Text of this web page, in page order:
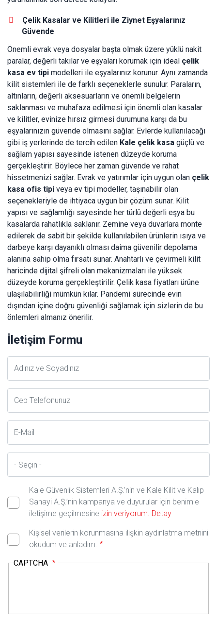
Çelik Kasalar ve Kilitleri ile Ziynet Eşyalarınız
Güvende
Önemli evrak veya dosyalar başta olmak üzere yüklü nakit
paralar, değerli takılar ve eşyaları korumak için ideal çelik
kasa ev tipi modelleri ile eşyalarınız korunur. Aynı zamanda
kilit sistemleri ile de farklı seçeneklerle sunulur. Paraların,
altınların, değerli aksesuarların ve önemli belgelerin
saklanması ve muhafaza edilmesi için önemli olan kasalar
ve kilitler, evinize hırsız girmesi durumuna karşı da bu
eşyalarınızın güvende olmasını sağlar. Evlerde kullanılacağı
gibi iş yerlerinde de tercih edilen Kale çelik kasa güçlü ve
sağlam yapısı sayesinde istenen düzeyde koruma
gerçekleştirir. Böylece her zaman güvende ve rahat
hissetmenizi sağlar. Evrak ve yatırımlar için uygun olan çelik
kasa ofis tipi veya ev tipi modeller, taşınabilir olan
seçenekleriyle de ihtiyaca uygun bir çözüm sunar. Kilit
yapısı ve sağlamlığı sayesinde her türlü değerli eşya bu
kasalarda rahatlıkla saklanır. Zemine veya duvarlara monte
edilerek de sabit bir şekilde kullanılabilen ürünlerin ısıya ve
darbeye karşı dayanıklı olması daima güvenilir depolama
alanına sahip olma fırsatı sunar. Anahtarlı ve çevirmeli kilit
haricinde dijital şifreli olan mekanizmaları ile yüksek
düzeyde koruma gerçekleştirilir. Çelik kasa fiyatları ürüne
ulaşılabilirliği mümkün kılar. Pandemi sürecinde evin
dışından içine doğru güvenliği sağlamak için sizlerin de bu
önlemleri almanız önerilir.
İletişim Formu
Adsoyad
Telefon
E-
Posta
İl
Kale Güvenlik Sistemleri A.Ş.’nin ve Kale Kilit ve Kalıp
Sanayi A.Ş.’nin kampanya ve duyurular için benimle
iletişime geçilmesine izin veriyorum. Detay
Kişisel verilerin korunmasına ilişkin aydınlatma metnini
okudum ve anladım.
CAPTCHA